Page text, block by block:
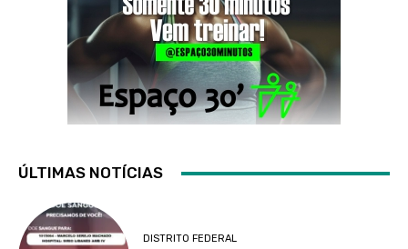
ÚLTIMAS NOTÍCIAS
DISTRITO FEDERAL